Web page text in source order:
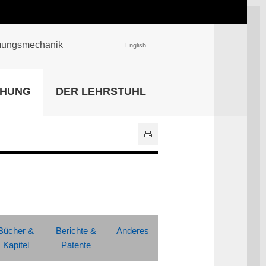
Universitätsbibliothek
English
DER LEHRSTUHL
&
Kapitel
Berichte &
Patente
Anderes